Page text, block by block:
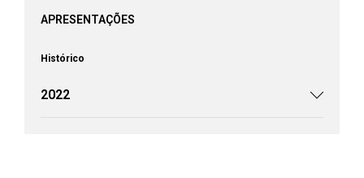
APRESENTAÇÕES
Histórico
2022